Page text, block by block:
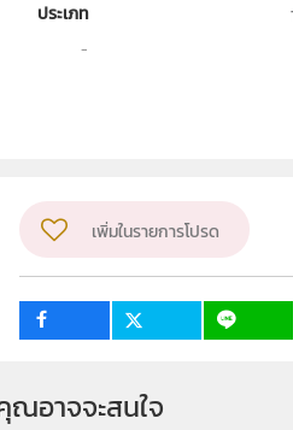
ประเภท
เพิ่มในรายการโปรด
ณอาจจะสนใจ